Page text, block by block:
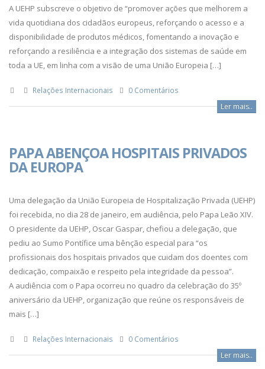
A UEHP subscreve o objetivo de “promover ações que melhorem a
vida quotidiana dos cidadãos europeus, reforçando o acesso e a
disponibilidade de produtos médicos, fomentando a inovação e
reforçando a resiliência e a integração dos sistemas de saúde em
toda a UE, em linha com a visão de uma União Europeia […]
Relações Internacionais 0 Comentários
Ler mais..
PAPA ABENÇOA HOSPITAIS PRIVADOS
DA EUROPA
Uma delegação da União Europeia de Hospitalização Privada (UEHP)
foi recebida, no dia 28 de janeiro, em audiência, pelo Papa Leão XIV.
O presidente da UEHP, Oscar Gaspar, chefiou a delegação, que
pediu ao Sumo Pontífice uma bênção especial para “os
profissionais dos hospitais privados que cuidam dos doentes com
dedicação, compaixão e respeito pela integridade da pessoa”.
A audiência com o Papa ocorreu no quadro da celebração do 35º
aniversário da UEHP, organização que reúne os responsáveis de
mais […]
Relações Internacionais 0 Comentários
Ler mais..